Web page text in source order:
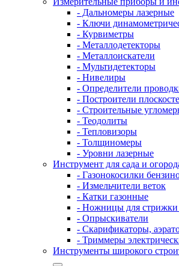
- Дальномеры лазерные
- Ключи
- Курвиметры
- Металлодетекторы
- Металлоискатели
- Мультидетекторы
- Нивелиры
- Определители
- Построители
- Строительные
- Теодолиты
- Тепловизоры
- Толщиномеры
- Уровни лазерные
Инструмент для сада и
- Газонокосилки
- Измельчители веток
- Катки газонные
- Ножницы для стрижки
- Опрыскиватели
- Скарификаторы,
- Триммеры
Инструменты широкого